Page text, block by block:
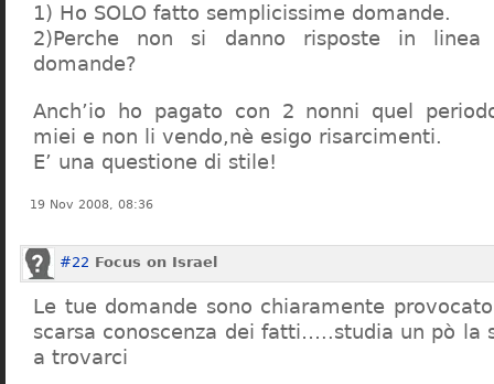
1) Ho SOLO fatto semplicissime domande.
2)Perche non si danno risposte in
domande?
Anch’io ho pagato con 2 nonni quel
miei e non li vendo,nè esigo risarcimenti.
E’ una questione di stile!
19 Nov 2008, 08:36
#22 Focus on Israel
Le tue domande sono chiaramente
scarsa conoscenza dei fatti…..studia un pò la
a trovarci